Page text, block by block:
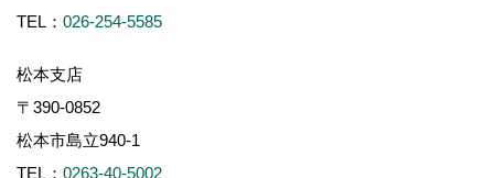
TEL： 026-254-5585
松本支店
〒390-0852
松本市島立940-1
TEL： 0263-40-5002